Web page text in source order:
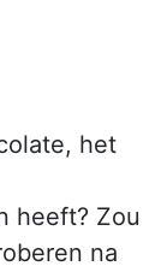
het
heeft? Zou
na